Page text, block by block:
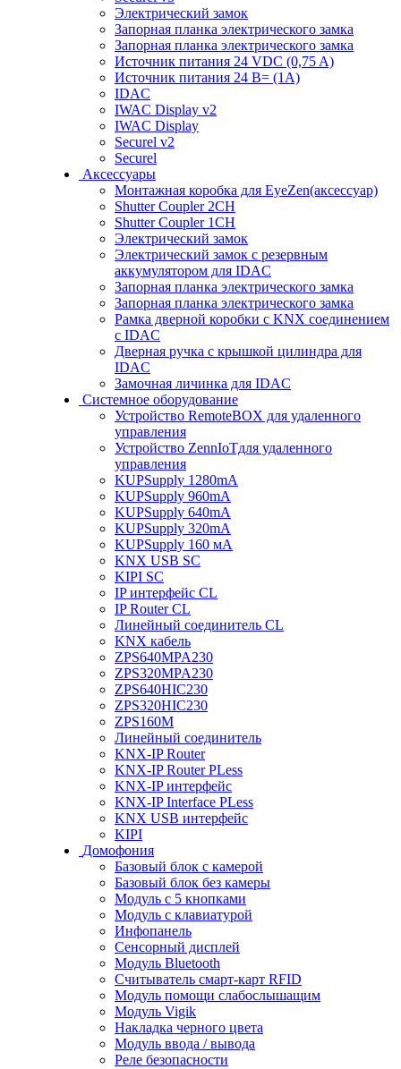
Электрический замок
Запорная планка электрического замка
Запорная планка электрического замка
Источник питания 24 VDC (0,75 A)
Источник питания 24 В= (1A)
IDAC
IWAC Display v2
IWAC Display
Securel v2
Securel
Аксессуары
Монтажная коробка для EyeZen(аксессуар)
Shutter Coupler 2CH
Shutter Coupler 1CH
Электрический замок
Электрический замок с резервным
аккумулятором для IDAC
Запорная планка электрического замка
Запорная планка электрического замка
Рамка дверной коробки с KNX соединением
с IDAC
Дверная ручка с крышкой цилиндра для
IDAC
Замочная личинка для IDAC
Системное оборудование
Устройство RemoteBOX для удаленного
управления
Устройство ZennIoTдля удаленного
управления
KUPSupply 1280mA
KUPSupply 960mA
KUPSupply 640mA
KUPSupply 320mA
KUPSupply 160 мА
KNX USB SC
KIPI SC
IP интерфейс CL
IP Router CL
Линейный соединитель CL
KNX кабель
ZPS640MPA230
ZPS320MPA230
ZPS640HIC230
ZPS320HIC230
ZPS160M
Линейный соединитель
KNX-IP Router
KNX-IP Router PLess
KNX-IP интерфейс
KNX-IP Interface PLess
KNX USB интерфейс
KIPI
Домофония
Базовый блок с камерой
Базовый блок без камеры
Модуль с 5 кнопками
Модуль с клавиатурой
Инфопанель
Сенсорный дисплей
Модуль Bluetooth
Считыватель смарт-карт RFID
Модуль помощи слабослышащим
Модуль Vigik
Накладка черного цвета
Модуль ввода / вывода
Реле безопасности